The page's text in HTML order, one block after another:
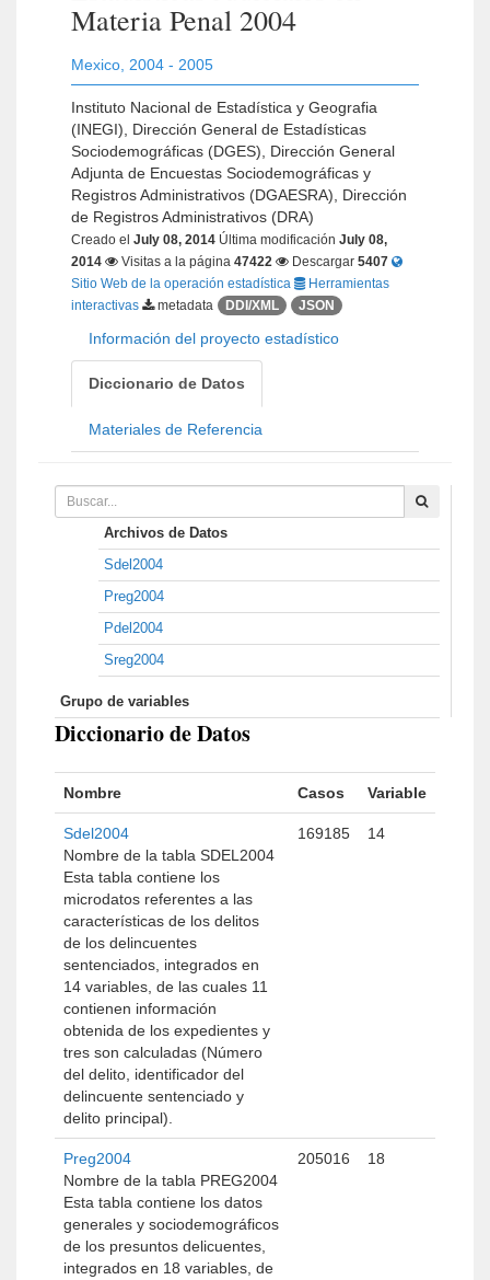
Materia Penal 2004
Mexico 2004 - 2005
Instituto Nacional de Estadística y Geografia
(INEGI), Dirección General de Estadísticas
Sociodemográficas (DGES), Dirección General
Adjunta de Encuestas Sociodemográficas y
Registros Administrativos (DGAESRA), Dirección
de Registros Administrativos (DRA)
Creado el July 08, 2014 Última modificación July 08,
2014
Visitas a la página 47422 Descargar 5407
Sitio Web de la operación estadística
Herramientas
interactivas
metadata DDI/XML JSON
Información del proyecto estadístico
Diccionario de Datos
Materiales de Referencia
Archivos de Datos
Sdel2004
Preg2004
Pdel2004
Sreg2004
Grupo de variables
Diccionario de Datos
Nombre Casos Variable
Sdel2004
Nombre de la tabla SDEL2004
Esta tabla contiene los
microdatos referentes a las
características de los delitos
de los delincuentes
sentenciados, integrados en
14 variables, de las cuales 11
contienen información
obtenida de los expedientes y
tres son calculadas (Número
del delito, identificador del
delincuente sentenciado y
delito principal).
169185 14
Preg2004
Nombre de la tabla PREG2004
Esta tabla contiene los datos
generales y sociodemográficos
de los presuntos delicuentes,
integrados en 18 variables, de
205016 18